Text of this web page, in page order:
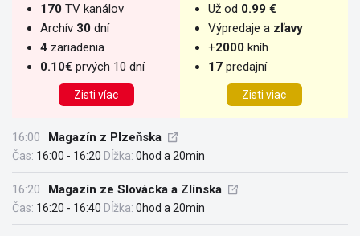
170 TV kanálov
Archív 30 dní
4 zariadenia
0.10€ prvých 10 dní
Zisti víac
Už od 0.99 €
Výpredaje a zľavy
+2000 kníh
17 predajní
Zisti viac
16:00 Magazín z Plzeňska
Čas: 16:00 - 16:20 Dĺžka: 0hod a 20min
16:20 Magazín ze Slovácka a Zlínska
Čas: 16:20 - 16:40 Dĺžka: 0hod a 20min